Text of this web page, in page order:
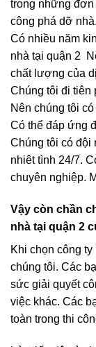
trong những đơn
công phá dỡ nhà.
Có nhiều năm
nhà tại quận 2
chất lượng của
Chúng tôi đi tiên
Nên chúng tôi
Có thể đáp ứng
Chúng tôi có đội
nhiêt tình 24/7.
chuyên nghiệp.
Vậy còn chần
nhà tại quận 2
Khi chọn công
chúng tôi. Các
sức giải quyết
việc khác. Các
toàn trong thi